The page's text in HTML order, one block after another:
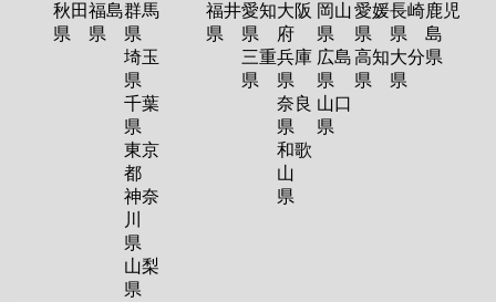
秋田
県
福島
県
群馬
県
埼玉
県
千葉
県
東京
都
神奈
川
県
山梨
県
福井
県
愛知
県
三重
県
大阪
府
兵庫
県
奈良
県
和歌
山
県
岡山
県
広島
県
山口
県
愛媛
県
高知
県
長崎
県
大分
県
鹿児
島
県